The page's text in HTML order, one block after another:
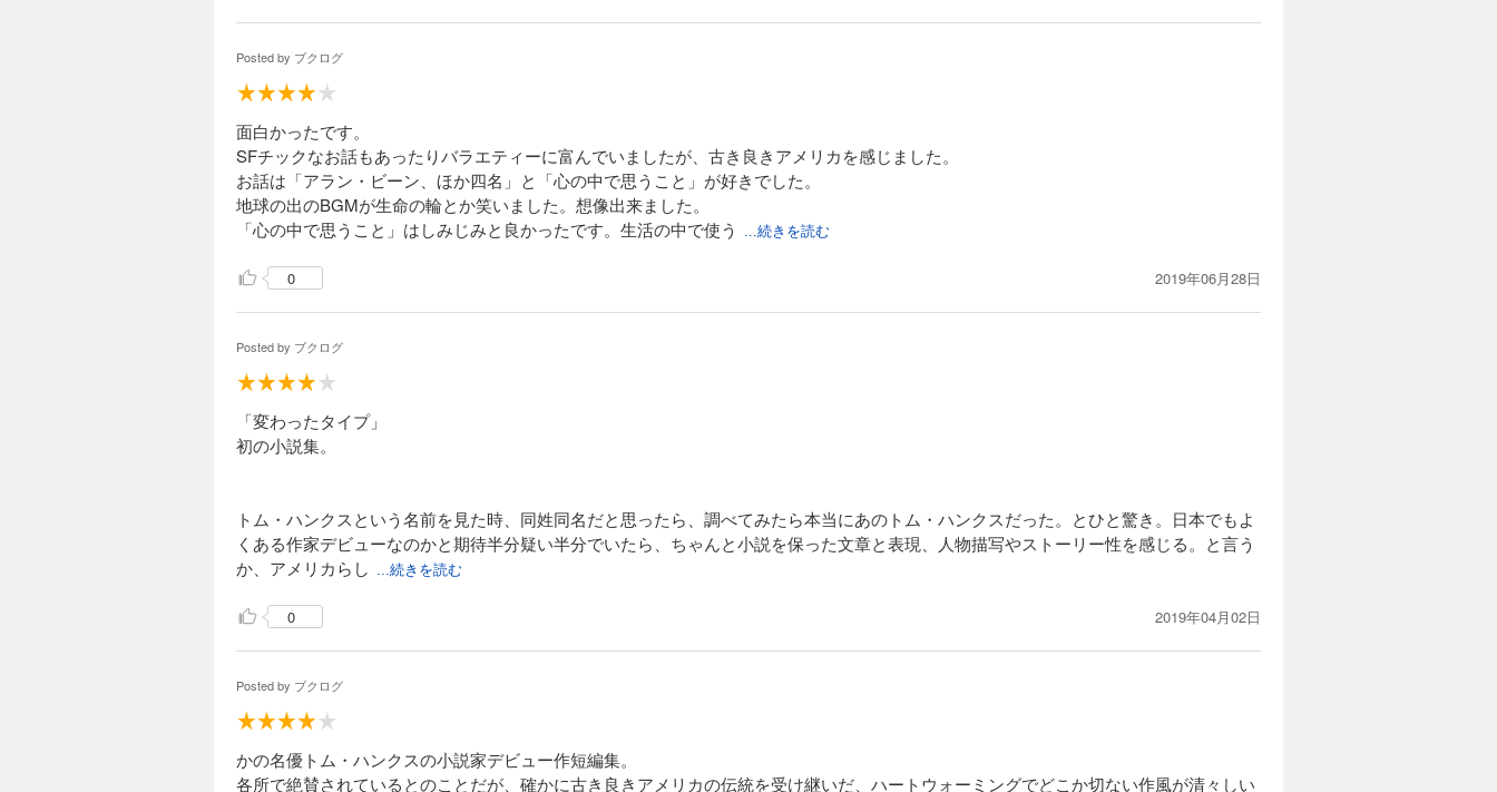
Posted by ブクログ
面白かったです。
SFチックなお話もあったりバラエティーに富んでいましたが、古き良きアメリカを感じました。
お話は「アラン・ビーン、ほか四名」と「心の中で思うこと」が好きでした。
地球の出のBGMが生命の輪とか笑いました。想像出来ました。
「心の中で思うこと」はしみじみと良かったです。生活の中で使う
...続きを読む
0 2019年06月28日
Posted by ブクログ
「変わったタイプ」
初の小説集。
トム・ハンクスという名前を見た時、同姓同名だと思ったら、調べてみたら本当にあのトム・ハンクスだった。とひと驚き。日本でもよ
くある作家デビューなのかと期待半分疑い半分でいたら、ちゃんと小説を保った文章と表現、人物描写やストーリー性を感じる。と言う
か、アメリカらし ...続きを読む
0 2019年04月02日
Posted by ブクログ
かの名優トム・ハンクスの小説家デビュー作短編集。
各所で絶賛されているとのことだが、確かに古き良きアメリカの伝統を受け継いだ、ハートウォーミングでどこか切ない作風が清々しい